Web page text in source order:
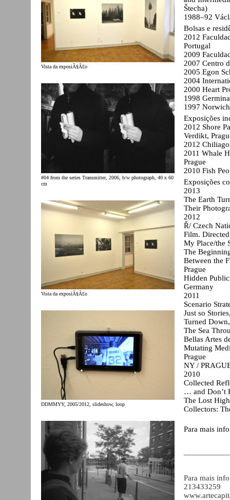
Vista da exposiÃ§Ã£o
#04 from the series Transmitter, 2006, b/w photograph, 40 x 60
cm
Vista da exposiÃ§Ã£o
DDMMYY, 2005/2012, slideshow, loop
Štecha)
1988–92
Bolsas e
2012
Portugal
2009
2007 Centro
2005 Egon
2004
2000 Heart
1998
1997
Exposições
2012 Shore
Verdikt,
2012
2011 Whale
Prague
2010 Fish
Exposições
2013
The Earth
Their
2012
Ř/ Czech
Film.
My Place/the
The
Between the
Prague
Hidden
Germany
2011
Scenario
Just so
Turned
The Sea
Bellas Artes
Mutating
Prague
NY /
2010
Collected
… and Don’t
The Lost
Collectors:
Para mais
Para mais
213433259